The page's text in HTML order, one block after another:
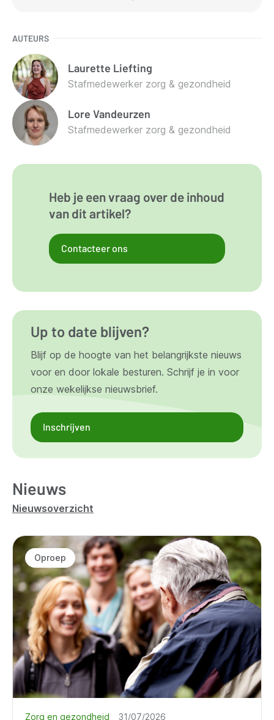
AUTEURS
Laurette Liefting
Stafmedewerker zorg & gezondheid
Lore Vandeurzen
Stafmedewerker zorg & gezondheid
Heb je een vraag over de inhoud
van dit artikel?
Contacteer ons
Up to date blijven?
Blijf op de hoogte van het belangrijkste nieuws
voor en door lokale besturen. Schrijf je in voor
onze wekelijkse nieuwsbrief.
Inschrijven
Nieuws
Nieuwsoverzicht
Oproep
Zorg en gezondheid 31/07/2026